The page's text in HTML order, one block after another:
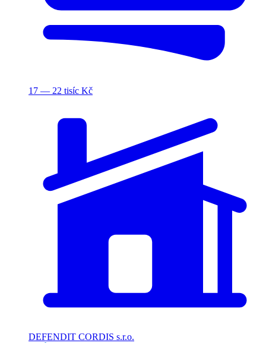
17 — 22 tisíc Kč
DEFENDIT CORDIS s.r.o.